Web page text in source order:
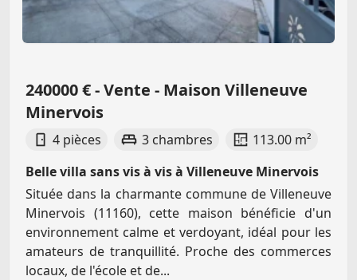
240000 € - Vente - Maison Villeneuve
Minervois
4 pièces 3 chambres
113.00 m²
Belle villa sans vis à vis à Villeneuve Minervois
Située dans la charmante commune de Villeneuve
Minervois (11160), cette maison bénéficie d'un
environnement calme et verdoyant, idéal pour les
amateurs de tranquillité. Proche des commerces
locaux, de l'école et de...